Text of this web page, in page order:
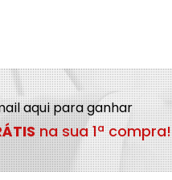
aqui para ganhar
na sua 1ª compra!